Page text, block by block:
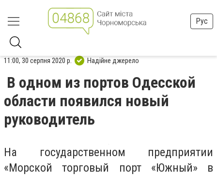
Рус
11:00, 30 серпня 2020 р. Надійне джерело
В одном из портов Одесской
области появился новый
руководитель
На государственном предприятии
«Морской торговый порт «Южный» в